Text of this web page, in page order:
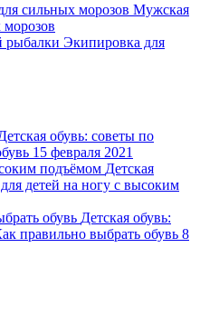
Мужская
морозов
Экипировка для
обувь: советы по
15 февраля 2021
Детская
детей на ногу с высоким
Детская обувь:
правильно выбрать обувь 8